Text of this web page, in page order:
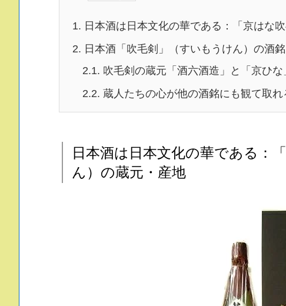
1. 日本酒は日本文化の華である：「京はな
2. 日本酒「吹毛剣」（すいもうけん）の酒
2.1. 吹毛剣の蔵元「酒六酒造」と「京ひ
2.2. 蔵人たちの心が他の酒銘にも観て取れ
日本酒は日本文化の華である：
ん）の蔵元・産地